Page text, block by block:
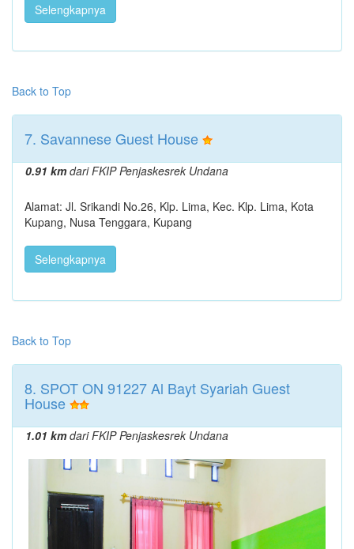
Selengkapnya
Back to Top
7. Savannese Guest House
0.91 kmdari FKIP Penjaskesrek Undana
Alamat: Jl. Srikandi No.26, Klp. Lima, Kec. Klp. Lima, Kota
Kupang, Nusa Tenggara, Kupang
Selengkapnya
Back to Top
8. SPOT ON 91227 Al Bayt Syariah Guest
House
1.01 kmdari FKIP Penjaskesrek Undana